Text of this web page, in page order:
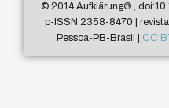
© 2014 Aufklärung®,
p-ISSN 2358-8470 |
Pessoa-PB-Brasil | CC